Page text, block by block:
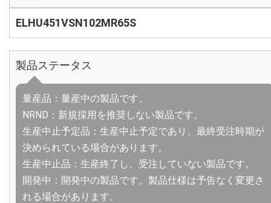
ELHU451VSN102MR65S
製品ステータス
量産品：量産中の製品です。
NRND：新規採用を推奨しない製品です。
生産中止予定品：生産中止予定であり、最終受注時期が
決められている場合があります。
生産中止品：生産終了し、受注していない製品です。
開発中：開発中の製品です。製品仕様は予告なく変更さ
れる場合があります。